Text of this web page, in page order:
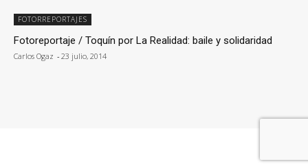
FOTORREPORTAJES
Fotoreportaje / Toquín por La Realidad: baile y solidaridad
Carlos Ogaz - 23 julio, 2014